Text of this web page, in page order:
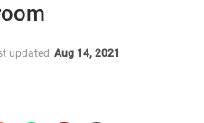
updated Aug 14, 2021